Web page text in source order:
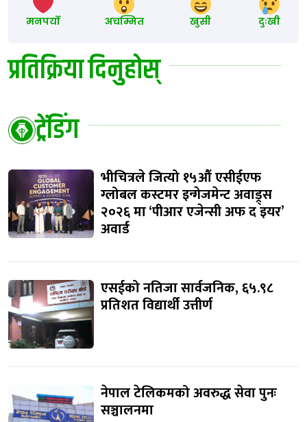
मनपर्यो अचम्मित खुसी दुःखी
प्रतिक्रिया दिनुहोस्
ट्रेंडिंग
भीचित्रले जित्यो १५औं एसीईएफ
ग्लोबल कस्टमर इन्गेजमेन्ट अवाड्र्स
२०२६ मा ‘पीआर एजेन्सी अफ द इयर’
अवार्ड
एसईको नतिजा सार्वजनिक, ६५.९८
प्रतिशत विद्यार्थी उत्तीर्ण
नेपाल टेलिकमको अवरुद्ध सेवा पुनः
सञ्चालनमा